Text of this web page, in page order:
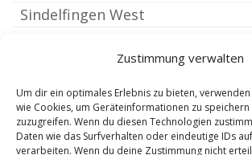
Zustimmung verwalten
Um dir ein optimales Erlebnis zu bieten,
wie Cookies, um Geräteinformationen zu
zuzugreifen. Wenn du diesen Technologien
Daten wie das Surfverhalten oder eindeutige IDs
verarbeiten. Wenn du deine Zustimmung nicht
Sindelfingen West
Remseck am Neckar
Stuttgart Sillenbuch
Benningen am Neckar
Stuttgart Untertürkheim